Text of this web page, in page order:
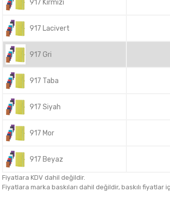
917 Kırmızı
917 Lacivert
917 Gri
917 Taba
917 Siyah
917 Mor
917 Beyaz
Fiyatlara KDV dahil değildir.
Fiyatlara marka baskıları dahil değildir, baskılı fiyatlar